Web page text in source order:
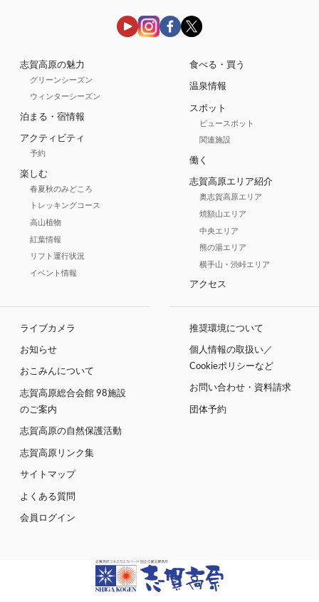
志賀高原の魅力
グリーンシーズン
ウィンターシーズン
泊まる・宿情報
アクティビティ
予約
楽しむ
春夏秋のみどころ
トレッキングコース
高山植物
紅葉情報
リフト運行状況
イベント情報
食べる・買う
温泉情報
スポット
ビュースポット
関連施設
働く
志賀高原エリア紹介
奥志賀高原エリア
焼額山エリア
中央エリア
熊の湯エリア
横手山・渋峠エリア
アクセス
ライブカメラ
お知らせ
おこみんについて
志賀高原総合会館 98施設
のご案内
志賀高原の自然保護活動
志賀高原リンク集
サイトマップ
よくある質問
会員ログイン
推奨環境について
個人情報の取扱い／
Cookieポリシーなど
お問い合わせ・資料請求
団体予約